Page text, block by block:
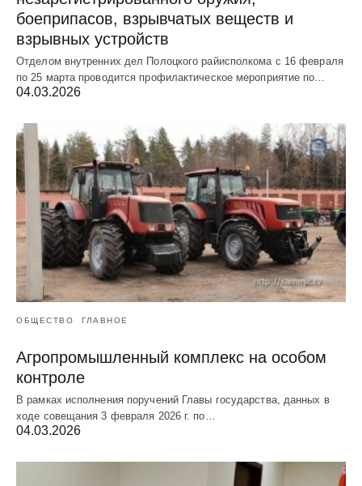
боеприпасов, взрывчатых веществ и
взрывных устройств
Отделом внутренних дел Полоцкого райисполкома с 16 февраля
по 25 марта проводится профилактическое мероприятие по…
04.03.2026
ОБЩЕСТВО ГЛАВНОЕ
Агропромышленный комплекс на особом
контроле
В рамках исполнения поручений Главы государства, данных в
ходе совещания 3 февраля 2026 г. по…
04.03.2026